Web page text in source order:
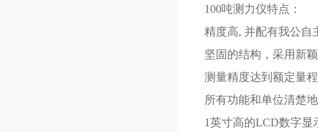
100吨测力仪特点：
精度高, 并配有我公自
坚固的结构，采用新
测量精度达到额定量
所有功能和单位清楚
1英寸高的LCD数字显